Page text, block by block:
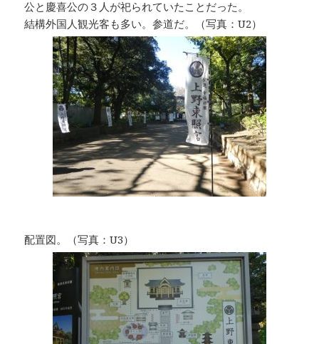
公と慶喜公の３人が祀られていたことだった。
結構外国人観光客も多い。参道だ。（写真：U2）
配置図。（写真：U3）